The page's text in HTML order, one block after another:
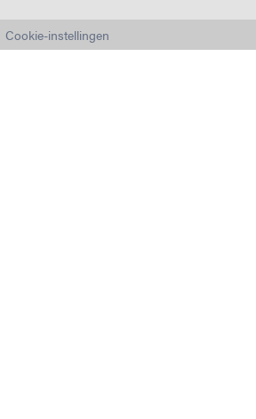
Cookie-instellingen